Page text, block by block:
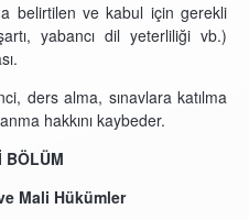
belirtilen ve kabul için gerekli
yabancı dil yeterliliği vb.)
ders alma, sınavlara katılma
hakkını kaybeder.
BÖLÜM
Mali Hükümler